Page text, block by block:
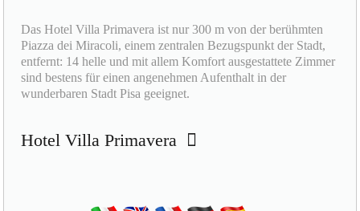
Das Hotel Villa Primavera ist nur 300 m von der berühmten
Piazza dei Miracoli, einem zentralen Bezugspunkt der Stadt,
entfernt: 14 helle und mit allem Komfort ausgestattete Zimmer
sind bestens für einen angenehmen Aufenthalt in der
wunderbaren Stadt Pisa geeignet.
Hotel Villa Primavera